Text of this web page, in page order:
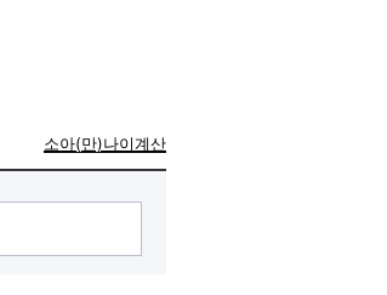
소아(만)나이계산